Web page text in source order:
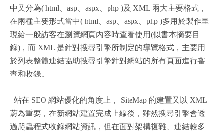
中又分為( html、asp、aspx、php )及 XML 兩大主要格式，
在兩種主要形式當中( html、asp、aspx、php )多用於製作呈
現給一般訪客在瀏覽網頁內容時查看使用(似書本摘要目
錄)，而 XML 是針對搜尋引擎所制定的導覽格式，主要用
於列表整體連結協助搜尋引擎針對網站的所有頁面進行審
查和收錄。
站在 SEO 網站優化的角度上， SiteMap 的建置又以 XML
蔚為重要，在新網站建置完成上線後，雖然搜尋引擎會透
過爬蟲程式收錄網站資訊，但在面對架構複雜、連結較多